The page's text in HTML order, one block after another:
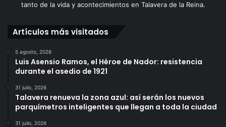
tanto de la vida y acontecimientos en Talavera de la Reina.
Artículos más visitados
5 agosto, 2026
Luis Asensio Ramos, el Héroe de Nador: resistencia
durante el asedio de 1921
31 julio, 2026
Talavera renueva la zona azul: así serán los nuevos
parquímetros inteligentes que llegan a toda la ciudad
31 julio, 2026